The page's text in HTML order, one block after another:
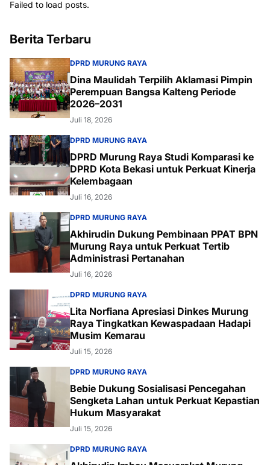
Failed to load posts.
Berita Terbaru
DPRD MURUNG RAYA
Dina Maulidah Terpilih Aklamasi Pimpin
Perempuan Bangsa Kalteng Periode
2026–2031
Juli 18, 2026
DPRD MURUNG RAYA
DPRD Murung Raya Studi Komparasi ke
DPRD Kota Bekasi untuk Perkuat Kinerja
Kelembagaan
Juli 16, 2026
DPRD MURUNG RAYA
Akhirudin Dukung Pembinaan PPAT BPN
Murung Raya untuk Perkuat Tertib
Administrasi Pertanahan
Juli 16, 2026
DPRD MURUNG RAYA
Lita Norfiana Apresiasi Dinkes Murung
Raya Tingkatkan Kewaspadaan Hadapi
Musim Kemarau
Juli 15, 2026
DPRD MURUNG RAYA
Bebie Dukung Sosialisasi Pencegahan
Sengketa Lahan untuk Perkuat Kepastian
Hukum Masyarakat
Juli 15, 2026
DPRD MURUNG RAYA